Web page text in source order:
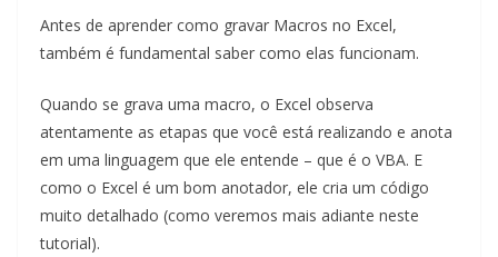
Antes de aprender como gravar Macros no Excel,
também é fundamental saber como elas funcionam.
Quando se grava uma macro, o Excel observa
atentamente as etapas que você está realizando e anota
em uma linguagem que ele entende – que é o VBA. E
como o Excel é um bom anotador, ele cria um código
muito detalhado (como veremos mais adiante neste
tutorial).